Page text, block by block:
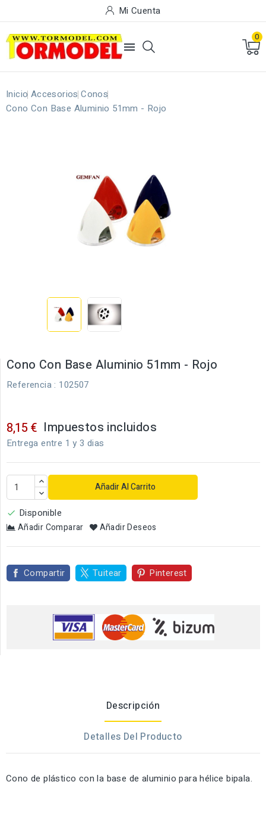
Mi Cuenta

0
Inicio Accesorios Conos
Cono Con Base Aluminio 51mm - Rojo
Cono Con Base Aluminio 51mm - Rojo
Referencia : 102507
8,15 € Impuestos incluidos
Entrega entre 1 y 3 dias
Añadir Al Carrito
 Disponible
Añadir Comparar Añadir Deseos
Compartir Tuitear Pinterest
Descripción
Detalles Del Producto
Cono de plástico con la base de aluminio para hélice bipala.